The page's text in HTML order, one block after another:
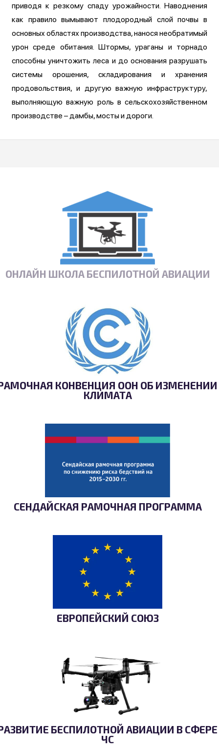
приводя к резкому спаду урожайности. Наводнения
как правило вымывают плодородный слой почвы в
основных областях производства, нанося необратимый
урон среде обитания. Штормы, ураганы и торнадо
способны уничтожить леса и до основания разрушать
системы орошения, складирования и хранения
продовольствия, и другую важную инфраструктуру,
выполняющую важную роль в сельскохозяйственном
производстве – дамбы, мосты и дороги.
ОНЛАЙН ШКОЛА БЕСПИЛОТНОЙ АВИАЦИИ
КОНВЕНЦИЯ ООН ОБ ИЗМЕНЕНИИ
КЛИМАТА
СЕНДАЙСКАЯ РАМОЧНАЯ ПРОГРАММА
ЕВРОПЕЙСКИЙ СОЮЗ
БЕСПИЛОТНОЙ АВИАЦИИ В СФЕРЕ
ЧС